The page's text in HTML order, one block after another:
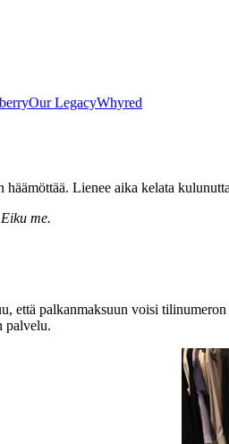
Our LegacyWhyred
Lienee aika kelata
Eiku me.
että palkanmaksuun voisi
palvelu.